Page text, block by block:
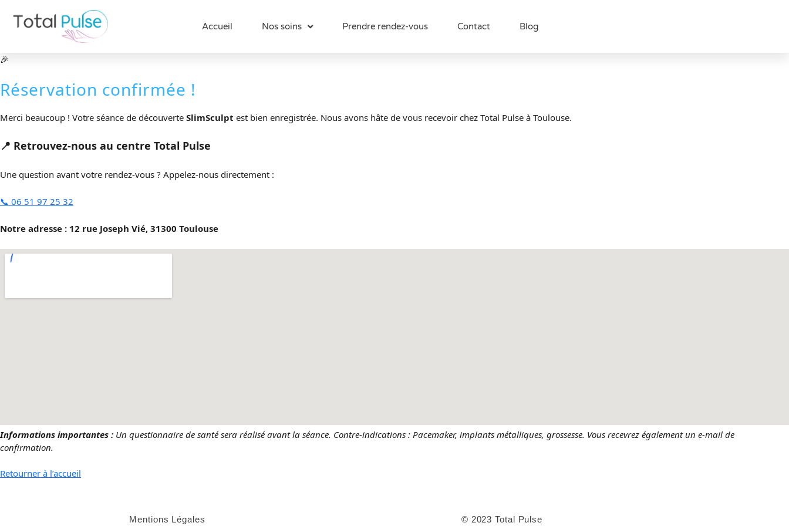
Accueil Nos soins Prendre rendez-vous Contact Blog
🎉
Réservation confirmée !
Merci beaucoup ! Votre séance de découverte SlimSculpt est bien enregistrée. Nous avons hâte de vous recevoir chez Total Pulse à Toulouse.
📍 Retrouvez-nous au centre Total Pulse
Une question avant votre rendez-vous ? Appelez-nous directement :
📞 06 51 97 25 32
Notre adresse : 12 rue Joseph Vié, 31300 Toulouse
Informations importantes : Un questionnaire de santé sera réalisé avant la séance. Contre-indications : Pacemaker, implants métalliques, grossesse. Vous recevrez également un e-mail de
confirmation.
Retourner à l’accueil
Mentions Légales © 2023 Total Pulse